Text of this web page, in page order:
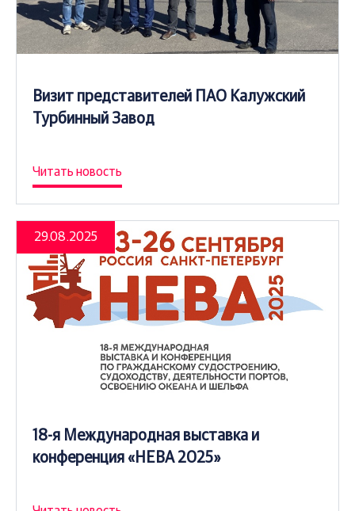
Визит представителей ПАО Калужский
Турбинный Завод
Читать новость
29.08.2025
18-я Международная выставка и
конференция «НЕВА 2025»